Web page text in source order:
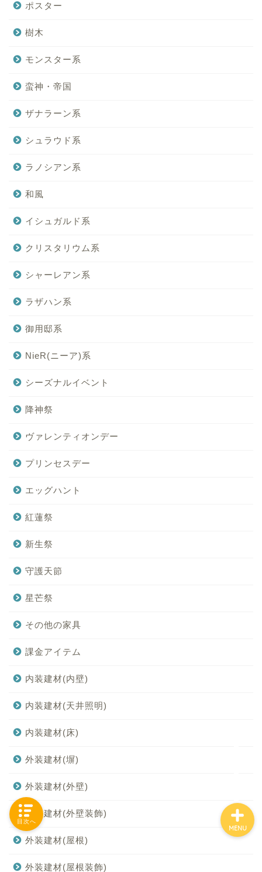
ポスター
樹木
モンスター系
蛮神・帝国
ザナラーン系
シュラウド系
ラノシアン系
和風
イシュガルド系
クリスタリウム系
シャーレアン系
ラザハン系
御用邸系
NieR(ニーア)系
シーズナルイベント
降神祭
ヴァレンティオンデー
プリンセスデー
エッグハント
紅蓮祭
新生祭
守護天節
星芒祭
その他の家具
課金アイテム
内装建材(内壁)
内装建材(天井照明)
内装建材(床)
外装建材(塀)
外装建材(外壁)
外装建材(外壁装飾)
外装建材(屋根)
外装建材(屋根装飾)
MENU
HOUSING COLLECTIONと
目次へ